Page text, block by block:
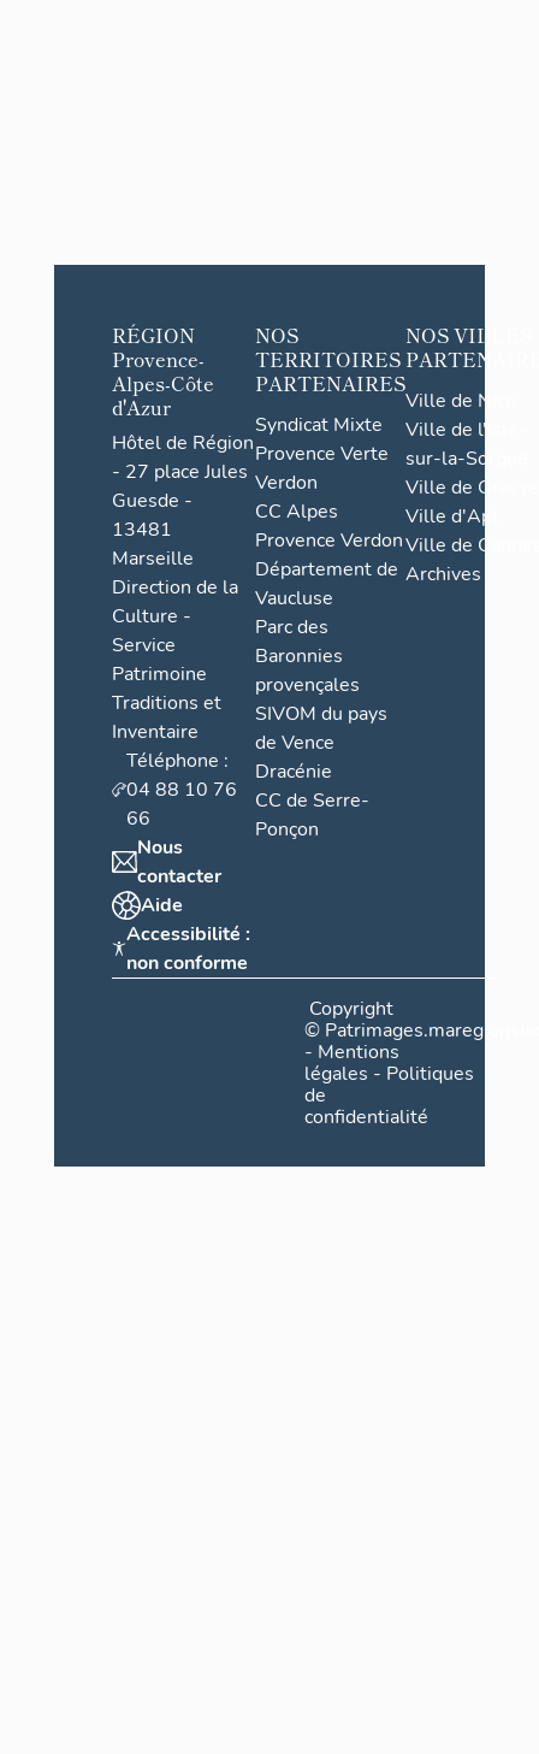
RÉGION
Provence-
Alpes-Côte
d'Azur
Hôtel de Région
- 27 place Jules
Guesde -
13481
Marseille
Direction de la
Culture -
Service
Patrimoine
Traditions et
Inventaire
Téléphone :
04 88 10 76
66
Nous
contacter
Aide
Accessibilité :
non conforme
NOS
TERRITOIRES
PARTENAIRES
Syndicat Mixte
Provence Verte
Verdon
CC Alpes
Provence Verdon
Département de
Vaucluse
Parc des
Baronnies
provençales
SIVOM du pays
de Vence
Dracénie
CC de Serre-
Ponçon
NOS VILLES
Ville de Nice
Ville de l'Isle-
sur-la-Sorgue
Ville de Grasse
Ville d'Apt
Ville de
Archives
Copyright
©
- Mentions
légales - Politiques
de
confidentialité